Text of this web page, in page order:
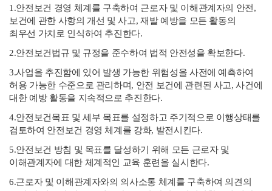
1.안전보건 경영 체계를 구축하여 근로자 및 이해관계자의 안전,
보건에 관한 사항의 개선 및 사고, 재발 예방을 모든 활동의
최우선 가치로 인식하여 추진한다.
2.안전보건법규 및 규정을 준수하여 법적 안전성을 확보한다.
3.사업을 추진함에 있어 발생 가능한 위험성을 사전에 예측하여
허용 가능한 수준으로 관리하며, 안전 보건에 관련된 사고, 사건에
대한 예방 활동을 지속적으로 추진한다.
4.안전보건목표 및 세부 목표를 설정하고 주기적으로 이행상태를
검토하여 안전보건 경영 체계를 강화, 발전시킨다.
5.안전보건 방침 및 목표를 달성하기 위해 모든 근로자 및
이해관계자에 대한 체계적인 교육 훈련을 실시한다.
6.근로자 및 이해관계자와의 의사소통 체계를 구축하여 의견의